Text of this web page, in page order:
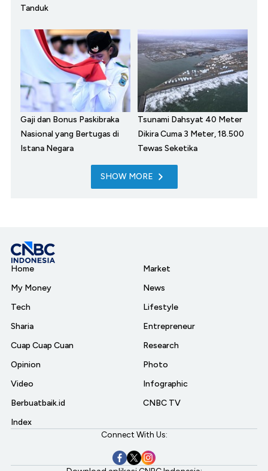
Tanduk
Gaji dan Bonus Paskibraka
Nasional yang Bertugas di
Istana Negara
Tsunami Dahsyat 40 Meter
Dikira Cuma 3 Meter, 18.500
Tewas Seketika
SHOW MORE
Home
My Money
Tech
Sharia
Cuap Cuap Cuan
Opinion
Video
Berbuatbaik.id
Index
Market
News
Lifestyle
Entrepreneur
Research
Photo
Infographic
CNBC TV
Connect With Us: